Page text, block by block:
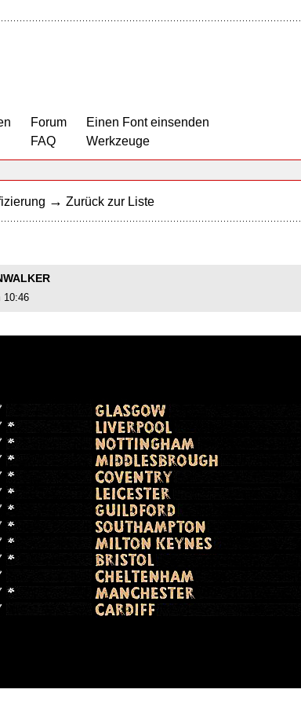
Forum
FAQ
Einen Font einsenden
Werkzeuge
→ Zurück zur Liste
10:46